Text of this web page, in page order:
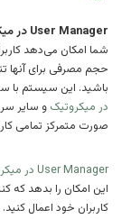
User Manager در میکروتیک
شما امکان می‌دهد
حجم مصرفی برای آنها
باشید. این سیستم با
در میکروتیک و سایر
صورت متمرکز تمامی
User Manager در میکروتیک
این امکان را بدهد که
کاربران خود اعمال کنید.